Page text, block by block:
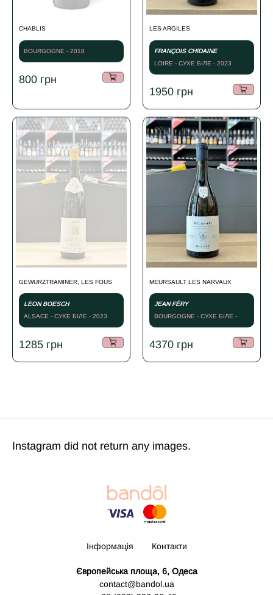
CHABLIS
BOURGOGNE - 2018
800 грн
LES ARGILES
FRANÇOIS CHIDAINE
LOIRE - СУХЕ БІЛЕ - 2023
1950 грн
GEWURZTRAMINER, LES FOUS
LEON BOESCH
ALSACE - СУХЕ БІЛЕ - 2023
1285 грн
MEURSAULT LES NARVAUX
JEAN FÉRY
BOURGOGNE - СУХЕ БІЛЕ -
2022
4370 грн
Instagram did not return any images.
Європейська площа, 6, Одеса
contact@bandol.ua
Інформація Контакти